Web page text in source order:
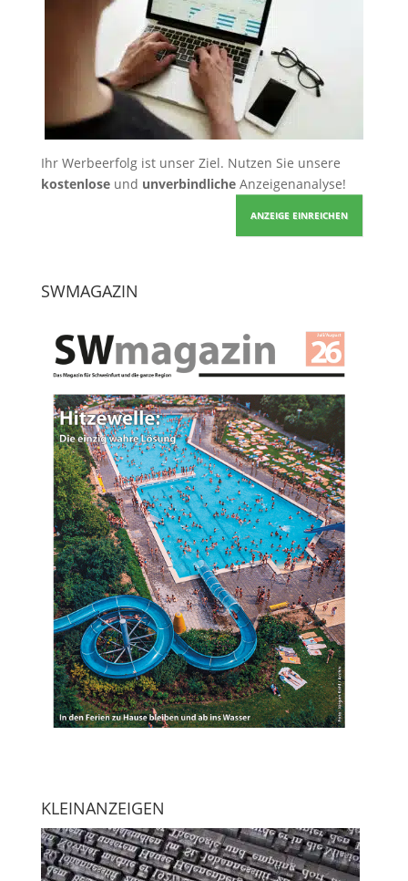
Ihr Werbeerfolg ist unser Ziel. Nutzen Sie unsere
kostenloseund unverbindlicheAnzeigenanalyse!
ANZEIGE EINREICHEN
SWMAGAZIN
KLEINANZEIGEN